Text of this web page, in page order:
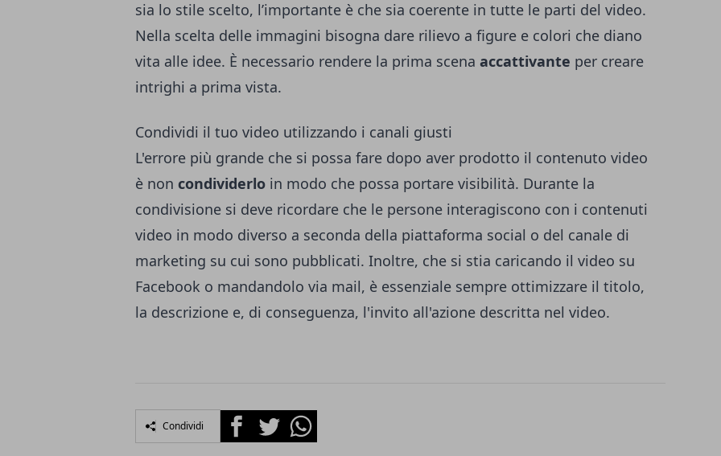
sia lo stile scelto, l’importante è che sia coerente in tutte le parti del video.
Nella scelta delle immagini bisogna dare rilievo a figure e colori che diano
vita alle idee. È necessario rendere la prima scena accattivante per creare
intrighi a prima vista.
Condividi il tuo video utilizzando i canali giusti
L'errore più grande che si possa fare dopo aver prodotto il contenuto video
è non condividerlo in modo che possa portare visibilità. Durante la
condivisione si deve ricordare che le persone interagiscono con i contenuti
video in modo diverso a seconda della piattaforma social o del canale di
marketing su cui sono pubblicati. Inoltre, che si stia caricando il video su
Facebook o mandandolo via mail, è essenziale sempre ottimizzare il titolo,
la descrizione e, di conseguenza, l'invito all'azione descritta nel video.
Condividi FacebookTwitterWhatsapp